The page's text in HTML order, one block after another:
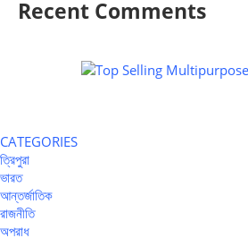
Recent Comments
CATEGORIES
ত্রিপুরা
ভারত
আন্তর্জাতিক
রাজনীতি
অপরাধ